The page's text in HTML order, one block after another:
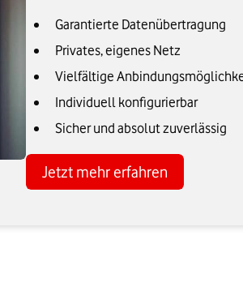
Garantierte Datenübertragung
Privates, eigenes Netz
Vielfältige
Individuell konfigurierbar
Sicher und absolut zuverlässig
Jetzt mehr erfahren